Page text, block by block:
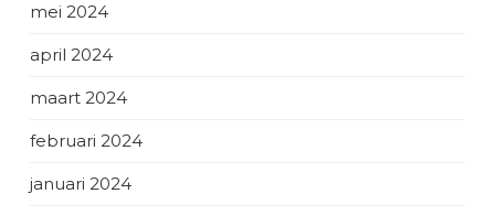
mei 2024
april 2024
maart 2024
februari 2024
januari 2024